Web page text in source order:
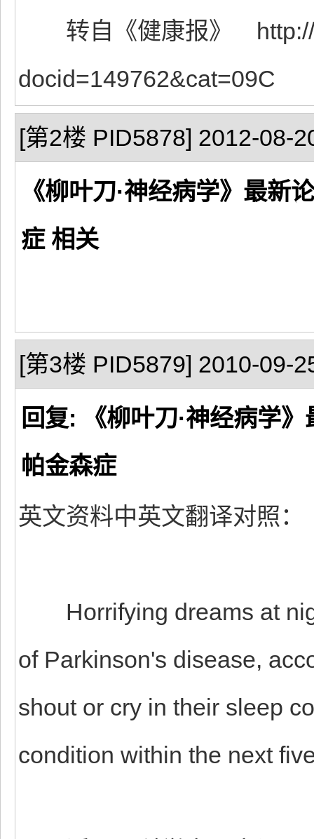
转自《健康报》 http://
docid=149762&cat=09C
[第2楼 PID5878] 2012-08-
《柳叶刀·神经病学》最新
症 相关
[第3楼 PID5879] 2010-09-
回复: 《柳叶刀·神经病学
帕金森症
英文资料中英文翻译对照：
Horrifying dreams at
of Parkinson's disease,
shout or cry in their sleep
condition within the next